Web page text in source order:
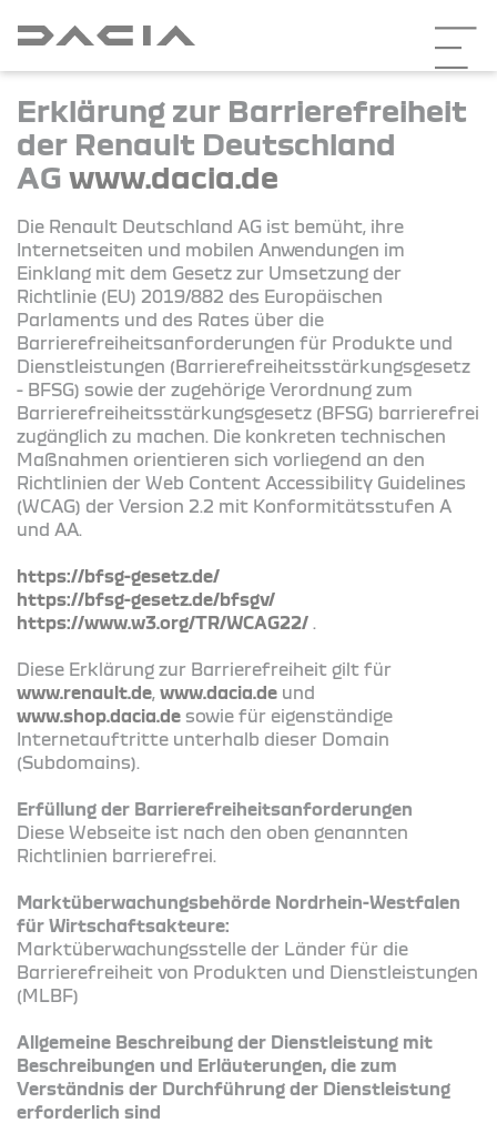
Erklärung zur Barrierefreiheit
der Renault Deutschland
AG www.dacia.de
Die Renault Deutschland AG ist bemüht, ihre
Internetseiten und mobilen Anwendungen im
Einklang mit dem Gesetz zur Umsetzung der
Richtlinie (EU) 2019/882 des Europäischen
Parlaments und des Rates über die
Barrierefreiheitsanforderungen für Produkte und
Dienstleistungen (Barrierefreiheitsstärkungsgesetz
- BFSG) sowie der zugehörige Verordnung zum
Barrierefreiheitsstärkungsgesetz (BFSG) barrierefrei
zugänglich zu machen. Die konkreten technischen
Maßnahmen orientieren sich vorliegend an den
Richtlinien der Web Content Accessibility Guidelines
(WCAG) der Version 2.2 mit Konformitätsstufen A
und AA.
https://bfsg-gesetz.de/
https://bfsg-gesetz.de/bfsgv/
https://www.w3.org/TR/WCAG22/ .
Diese Erklärung zur Barrierefreiheit gilt für
www.renault.de, www.dacia.de und
www.shop.dacia.de sowie für eigenständige
Internetauftritte unterhalb dieser Domain
(Subdomains).
Erfüllung der Barrierefreiheitsanforderungen
Diese Webseite ist nach den oben genannten
Richtlinien barrierefrei.
Marktüberwachungsbehörde Nordrhein-Westfalen
für Wirtschaftsakteure:
Marktüberwachungsstelle der Länder für die
Barrierefreiheit von Produkten und Dienstleistungen
(MLBF)
Allgemeine Beschreibung der Dienstleistung mit
Beschreibungen und Erläuterungen, die zum
Verständnis der Durchführung der Dienstleistung
erforderlich sind